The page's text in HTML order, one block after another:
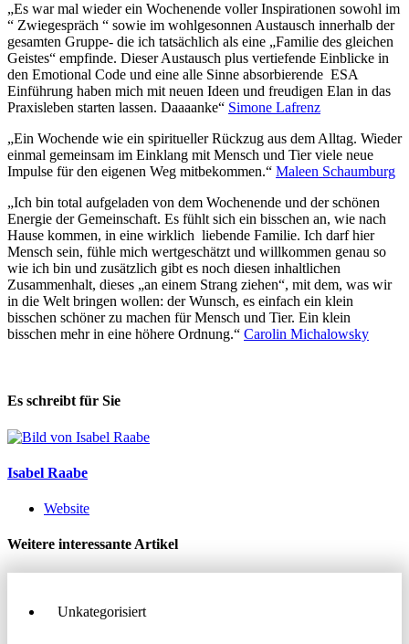
„Es war mal wieder ein Wochenende voller Inspirationen sowohl im
“ Zwiegespräch “ sowie im wohlgesonnen Austausch innerhalb der
gesamten Gruppe- die ich tatsächlich als eine „Familie des gleichen
Geistes“ empfinde. Dieser Austausch plus vertiefende Einblicke in
den Emotional Code und eine alle Sinne absorbierende ESA
Einführung haben mich mit neuen Ideen und freudigen Elan in das
Praxisleben starten lassen. Daaaanke“ Simone Lafrenz
„Ein Wochende wie ein spiritueller Rückzug aus dem Alltag. Wieder
einmal gemeinsam im Einklang mit Mensch und Tier viele neue
Impulse für den eigenen Weg mitbekommen.“ Maleen Schaumburg
„Ich bin total aufgeladen von dem Wochenende und der schönen
Energie der Gemeinschaft. Es fühlt sich ein bisschen an, wie nach
Hause kommen, in eine wirklich liebende Familie. Ich darf hier
Mensch sein, fühle mich wertgeschätzt und willkommen genau so
wie ich bin und zusätzlich gibt es noch diesen inhaltlichen
Zusammenhalt, dieses „an einem Strang ziehen“, mit dem, was wir
in die Welt bringen wollen: der Wunsch, es einfach ein klein
bisschen schöner zu machen für Mensch und Tier. Ein klein
bisschen mehr in eine höhere Ordnung.“ Carolin Michalowsky
Es schreibt für Sie
Isabel Raabe
Website
Weitere interessante Artikel
Unkategorisiert